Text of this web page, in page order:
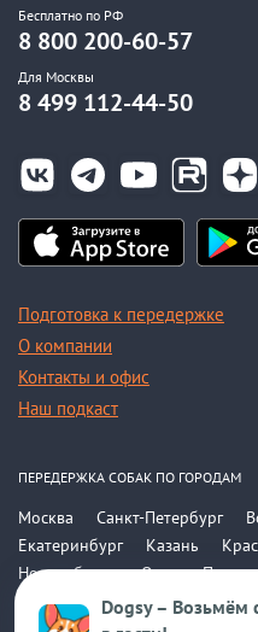
Dogsy – Возьмём
Бесплатно по РФ
8 800 200-60-57
Для Москвы
8 499 112-44-50
Подготовка к передержке
О компании
Контакты и офис
Наш подкаст
ПЕРЕДЕРЖКА СОБАК ПО ГОРОДАМ
Москва Санкт-Петербург
Екатеринбург
Казань
Новосибирск
Омск Пермь
Саратов
Уфа Челябинск